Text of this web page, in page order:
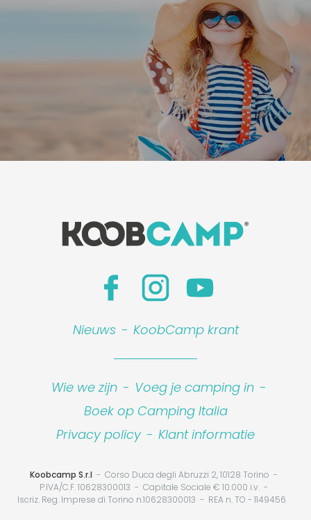
Nieuws - KoobCamp krant
Wie we zijn - Voeg je camping in -
Boek op Camping Italia
Privacy policy - Klant informatie
Koobcamp S.r.l
Corso Duca degli Abruzzi 2, 10128 Torino
P.IVA/C.F. 10628300013
Capitale Sociale € 10.000 i.v.
Iscriz. Reg. Imprese di Torino n.10628300013
REA n. TO - 1149456